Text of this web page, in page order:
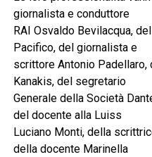
giornalista e conduttore
RAI Osvaldo Bevilacqua,
Pacifico, del giornalista e
scrittore Antonio
Kanakis, del segretario
Generale della Società
del docente alla Luiss
Luciano Monti, della
della docente Marinella